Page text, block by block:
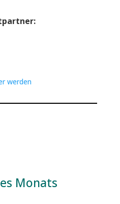
werden
Monats